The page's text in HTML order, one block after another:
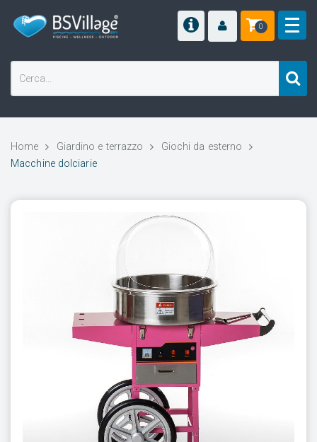
0
Home Giardino e terrazzo
Giochi da esterno
Macchine dolciarie